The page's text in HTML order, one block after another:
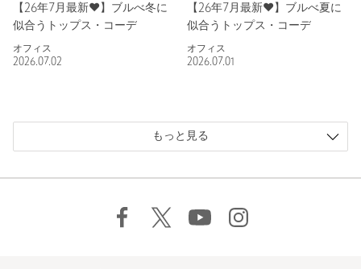
【26年7月最新❤︎】ブルべ冬に
似合うトップス・コーデ
オフィス
2026.07.02
【26年7月最新❤︎】ブルべ夏に
似合うトップス・コーデ
オフィス
2026.07.01
もっと見る